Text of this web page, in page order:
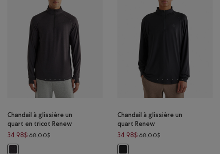
Chandail à glissière un
quart en tricot Renew
34,98$ 68,00$Prix réduit de 68,00$ à 34,98$
Chandail à glissière un
quart Renew
34,98$ 68,00$Prix réduit de